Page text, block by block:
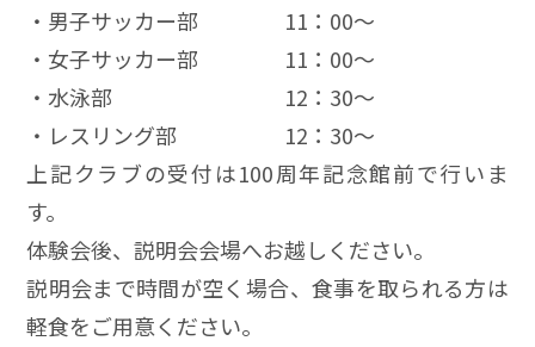
・男子サッカー部 11：00～
・女子サッカー部 11：00～
・水泳部 12：30～
・レスリング部 12：30～
上記クラブの受付は100周年記念館前で行いま
す。
体験会後、説明会会場へお越しください。
説明会まで時間が空く場合、食事を取られる方は
軽食をご用意ください。